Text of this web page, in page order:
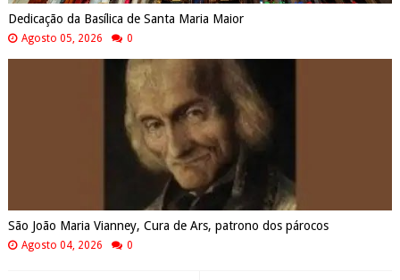
Dedicação da Basílica de Santa Maria Maior
Agosto 05, 2026 0
São João Maria Vianney, Cura de Ars, patrono dos párocos
Agosto 04, 2026 0